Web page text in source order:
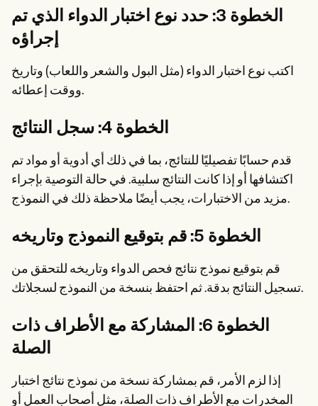
الخطوة 3: حدد نوع اختبار الدواء الذي تم
إجراؤه
اكتب نوع اختبار الدواء (مثل البول والشعر واللعاب) وتاريخ
ووقت إعطائه.
الخطوة 4: سجل النتائج
قدم حسابًا تفصيليًا للنتائج، بما في ذلك أي أدوية أو مواد تم
اكتشافها أو إذا كانت النتائج سلبية. في حالة التوصية بإجراء
مزيد من الاختبارات، يجب أيضًا ملاحظة ذلك في النموذج.
الخطوة 5: قم بتوقيع النموذج وتاريخه
قم بتوقيع نموذج نتائج فحص الدواء وتاريخه للتحقق من
تسجيل النتائج بدقة. ثم احتفظ بنسخة من النموذج لسجلاتك.
الخطوة 6: المشاركة مع الأطراف ذات
الصلة
إذا لزم الأمر، قم بمشاركة نسخة من نموذج نتائج اختبار
المخدرات مع الأطراف ذات الصلة، مثل أصحاب العمل أو